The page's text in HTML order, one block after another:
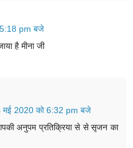
pm बजे
है मीना जी
मई 2020 को 6:32 pm बजे
अनुपम प्रतिक्रिया से से सृजन का